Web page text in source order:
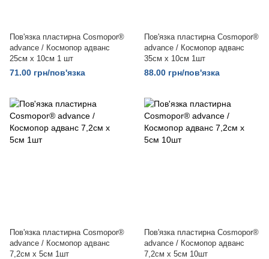
Пов'язка пластирна Cosmopor®
advance / Космопор адванс
25см x 10см 1 шт
71.00 грн/пов'язка
Пов'язка пластирна Cosmopor®
advance / Космопор адванс
35см х 10см 1шт
88.00 грн/пов'язка
Пов'язка пластирна Cosmopor®
advance / Космопор адванс
7,2см x 5см 1шт
Пов'язка пластирна Cosmopor®
advance / Космопор адванс
7,2см x 5см 10шт